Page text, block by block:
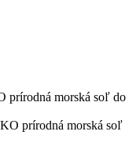
morská soľ do